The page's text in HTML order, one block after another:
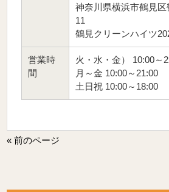
神奈川県横浜市鶴見
11
鶴見クリーンハイツ
営業時
間
火・水・金） 10:00～
月～金 10:00～21:00
土日祝 10:00～18:00
« 前のページ